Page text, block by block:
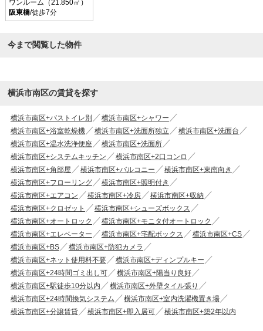
ワンルーム（21.850㎡）
阪東橋/徒歩7分
今まで閲覧した物件
横浜市南区の賃貸を探す
横浜市南区+バストイレ別
横浜市南区+シャワー
横浜市南区+浴室乾燥機
横浜市南区+洗面所独立
横浜市南区+洗面台
横浜市南区+温水洗浄便座
横浜市南区+洗面所
横浜市南区+システムキッチン
横浜市南区+2口コンロ
横浜市南区+角部屋
横浜市南区+バルコニー
横浜市南区+東南向き
横浜市南区+フローリング
横浜市南区+照明付き
横浜市南区+エアコン
横浜市南区+冷房
横浜市南区+収納
横浜市南区+クロゼット
横浜市南区+シューズボックス
横浜市南区+オートロック
横浜市南区+モニタ付オートロック
横浜市南区+エレベーター
横浜市南区+宅配ボックス
横浜市南区+CS
横浜市南区+BS
横浜市南区+防犯カメラ
横浜市南区+ネット使用料不要
横浜市南区+ディンプルキー
横浜市南区+24時間ゴミ出し可
横浜市南区+陽当り良好
横浜市南区+駅徒歩10分以内
横浜市南区+外壁タイル張り
横浜市南区+24時間換気システム
横浜市南区+室内洗濯機置き場
横浜市南区+分譲賃貸
横浜市南区+即入居可 横浜市南区+築2年以内